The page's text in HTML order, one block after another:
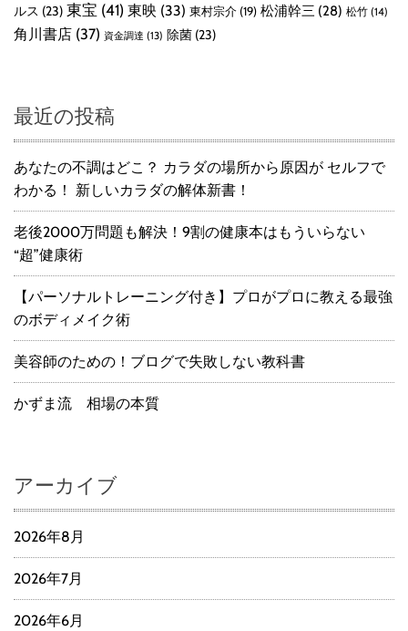
ルス (23) 東宝 (41) 東映 (33) 東村宗介 (19) 松浦幹三 (28) 松竹 (14)
角川書店 (37) 資金調達 (13) 除菌 (23)
最近の投稿
あなたの不調はどこ？ カラダの場所から原因が セルフで
わかる！ 新しいカラダの解体新書！
老後2000万問題も解決！9割の健康本はもういらない
“超”健康術
【パーソナルトレーニング付き】プロがプロに教える最強
のボディメイク術
美容師のための！ブログで失敗しない教科書
かずま流 相場の本質
アーカイブ
2026年8月
2026年7月
2026年6月